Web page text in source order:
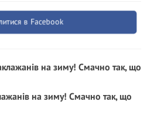
в Facebook
на зиму! Смачно так, що